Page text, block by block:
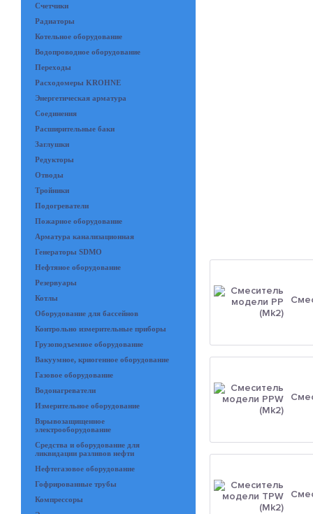
Счетчики
Радиаторы
Котельное оборудование
Водопроводное оборудование
Переходы
Расходомеры KROHNE
Энергетическая арматура
Соединения
Расширительные баки
Заглушки
Редукторы
Отводы
Тройники
Подогреватели
Пожарное оборудование
Арматура канализационная
Генераторы SDMO
Нефтяное оборудование
Резервуары
Котлы
Оборудование для бассейнов
Контрольно измерительные приборы
Грузоподъемное оборудование
Вакуумное, криогенное оборудование
Газовое оборудование
Водонагреватели
Измерительное оборудование
Взрывозащищенное
электрооборудование
Средства и оборудование для
ликвидации разливов нефти
Нефтегазовое оборудование
Гофрированные трубы
Компрессоры